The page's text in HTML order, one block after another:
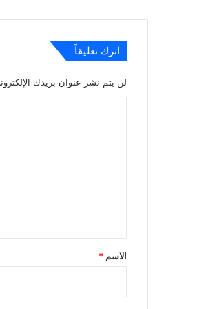
اترك تعليقاً
لن يتم نشر عنوان بريدك
*
الاسم *